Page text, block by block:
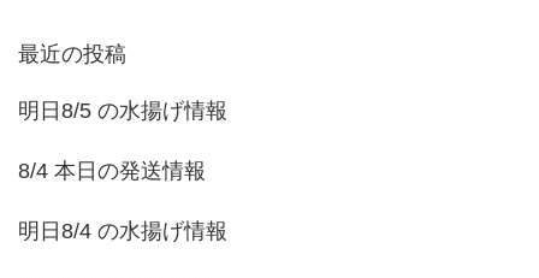
最近の投稿
明日8/5 の水揚げ情報
8/4 本日の発送情報
明日8/4 の水揚げ情報